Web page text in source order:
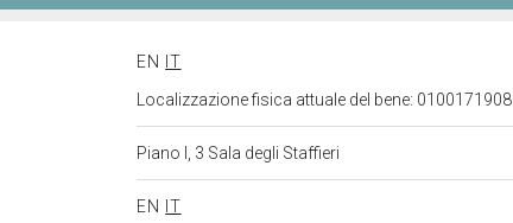
EN
IT
Localizzazione fisica attuale del bene: 0100171908
Piano I, 3 Sala degli Staffieri
EN
IT